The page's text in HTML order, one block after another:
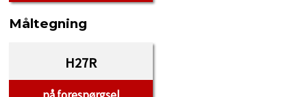
Måltegning
H27R